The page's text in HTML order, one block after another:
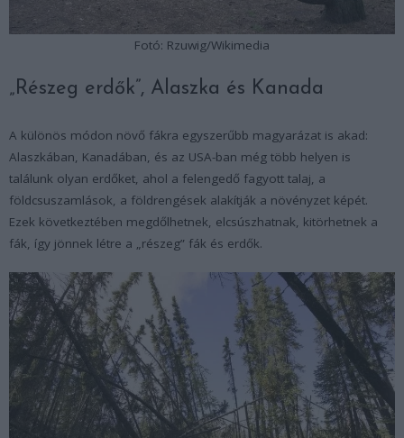
Fotó: Rzuwig/Wikimedia
„Részeg erdők”, Alaszka és Kanada
A különös módon növő fákra egyszerűbb magyarázat is akad:
Alaszkában, Kanadában, és az USA-ban még több helyen is
találunk olyan erdőket, ahol a felengedő fagyott talaj, a
földcsuszamlások, a földrengések alakítják a növényzet képét.
Ezek következtében megdőlhetnek, elcsúszhatnak, kitörhetnek a
fák, így jönnek létre a „részeg” fák és erdők.